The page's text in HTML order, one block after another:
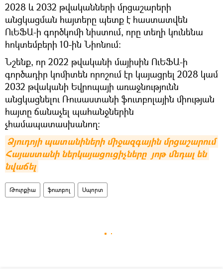
2028 և 2032 թվականների մրցաշարերի
անցկացման հայտերը պետք է հաստատվեն
ՈւԵՖԱ-ի գործկոմի նիստում, որը տեղի կունենա
հոկտեմբերի 10-ին Նիոնում:
Նշենք, որ 2022 թվականի մայիսին ՈւԵՖԱ-ի
գործադիր կոմիտեն որոշում էր կայացրել 2028 կամ
2032 թվականի Եվրոպայի առաջնությունն
անցկացնելու Ռուսաստանի ֆուտբոլային միության
հայտը ճանաչել պահանջներին
չհամապատասխանող։
Ձյուդոյի պատանիների միջազգային մրցաշարում
Հայաստանի ներկայացուցիչները  յոթ մեդալ են
նվաճել
Թուրքիա ֆուտբոլ Սպորտ